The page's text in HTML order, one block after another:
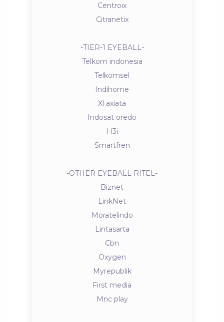
Centroix
Citranetix
-TIER-1 EYEBALL-
Telkom indonesia
Telkomsel
Indihome
Xl axiata
Indosat oredo
H3i
Smartfren
-OTHER EYEBALL RITEL-
Biznet
LinkNet
Moratelindo
Lintasarta
Cbn
Oxygen
Myrepublik
First media
Mnc play